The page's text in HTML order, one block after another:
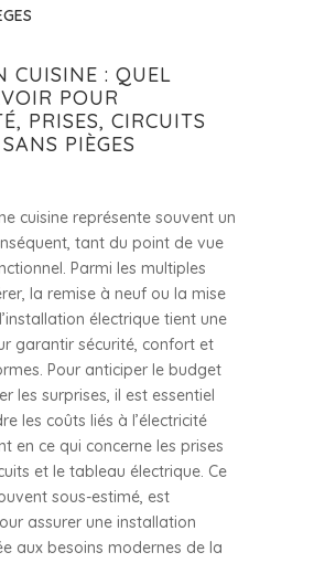
CUISINE : QUEL
POUR
PRISES, CIRCUITS
PIÈGES
cuisine représente souvent un
tant du point de vue
Parmi les multiples
la remise à neuf ou la mise
électrique tient une
garantir sécurité, confort et
Pour anticiper le budget
les surprises, il est essentiel
les coûts liés à l’électricité
en ce qui concerne les prises
et le tableau électrique. Ce
sous-estimé, est
assurer une installation
aux besoins modernes de la